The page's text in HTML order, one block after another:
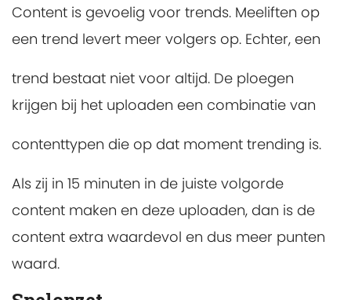
Content is gevoelig voor trends. Meeliften op
een trend levert meer volgers op. Echter, een
trend bestaat niet voor altijd. De ploegen
krijgen bij het uploaden een combinatie van
contenttypen die op dat moment trending is.
Als zij in 15 minuten in de juiste volgorde
content maken en deze uploaden, dan is de
content extra waardevol en dus meer punten
waard.